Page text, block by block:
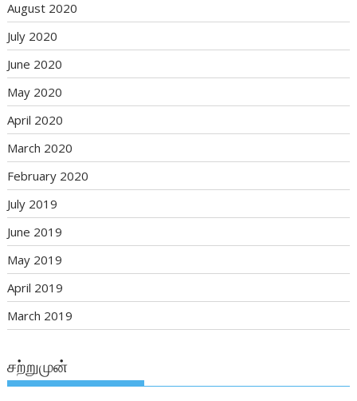
August 2020
July 2020
June 2020
May 2020
April 2020
March 2020
February 2020
July 2019
June 2019
May 2019
April 2019
March 2019
சற்றுமுன்